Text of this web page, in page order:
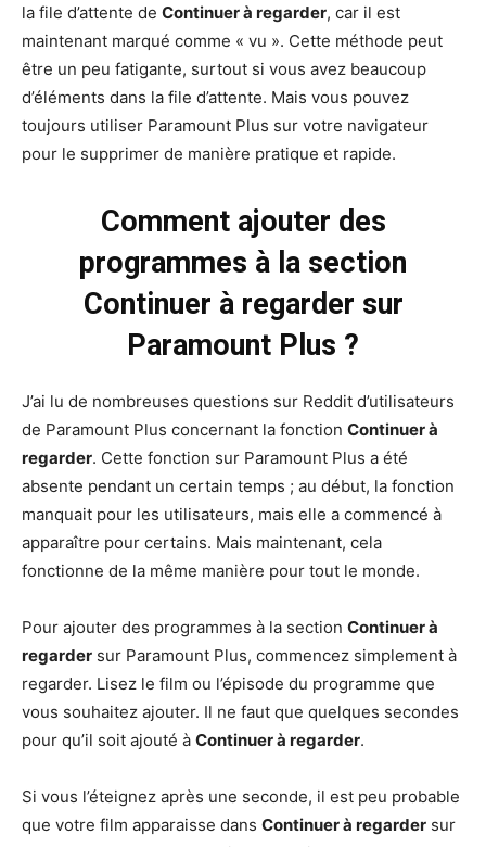
la file d’attente de Continuer à regarder, car il est
maintenant marqué comme « vu ». Cette méthode peut
être un peu fatigante, surtout si vous avez beaucoup
d’éléments dans la file d’attente. Mais vous pouvez
toujours utiliser Paramount Plus sur votre navigateur
pour le supprimer de manière pratique et rapide.
Comment ajouter des
programmes à la section
Continuer à regarder sur
Paramount Plus ?
J’ai lu de nombreuses questions sur Reddit d’utilisateurs
de Paramount Plus concernant la fonction Continuer à
regarder. Cette fonction sur Paramount Plus a été
absente pendant un certain temps ; au début, la fonction
manquait pour les utilisateurs, mais elle a commencé à
apparaître pour certains. Mais maintenant, cela
fonctionne de la même manière pour tout le monde.
Pour ajouter des programmes à la section Continuer à
regarder sur Paramount Plus, commencez simplement à
regarder. Lisez le film ou l’épisode du programme que
vous souhaitez ajouter. Il ne faut que quelques secondes
pour qu’il soit ajouté à Continuer à regarder.
Si vous l’éteignez après une seconde, il est peu probable
que votre film apparaisse dans Continuer à regarder sur